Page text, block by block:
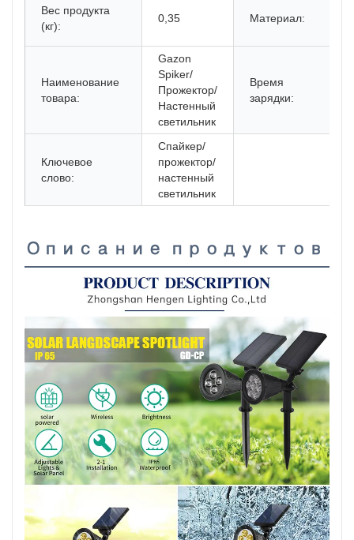
Вес продукта
(кг):
0,35 Материал:
Наименование
товара:
Gazon
Spiker/
Прожектор/
Настенный
светильник
Время
зарядки:
Ключевое
слово:
Спайкер/
прожектор/
настенный
светильник
Описание продуктов